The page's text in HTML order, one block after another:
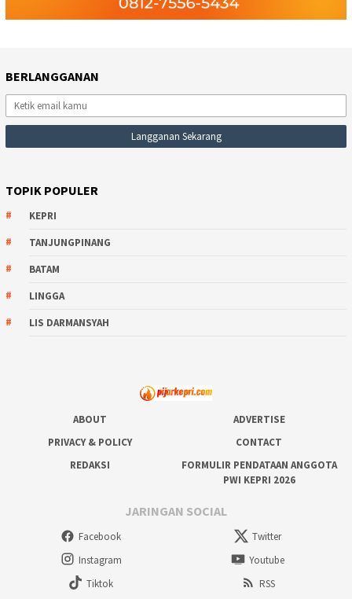
BERLANGGANAN
TOPIK POPULER
KEPRI
TANJUNGPINANG
BATAM
LINGGA
LIS DARMANSYAH
ABOUT
ADVERTISE
PRIVACY & POLICY
CONTACT
REDAKSI
FORMULIR PENDATAAN ANGGOTA
PWI KEPRI 2026
JARINGAN SOCIAL
Facebook
Twitter
Instagram
Youtube
Tiktok
RSS